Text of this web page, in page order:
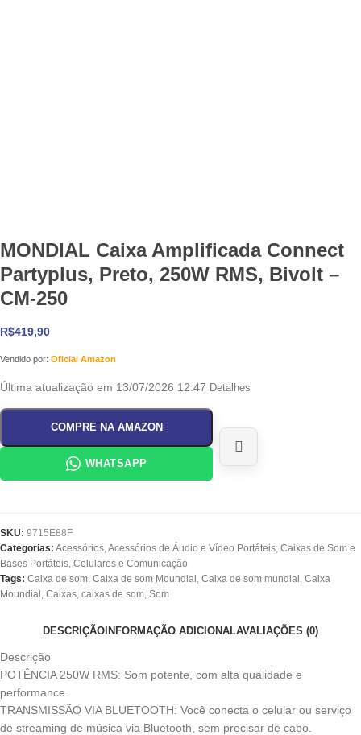
MONDIAL Caixa Amplificada Connect
Partyplus, Preto, 250W RMS, Bivolt –
CM-250
R$419,90
Vendido por: Oficial Amazon
Última atualização em 13/07/2026 12:47 Detalhes
COMPRE NA AMAZON
WHATSAPP
SKU: 9715E88F
Categorias: Acessórios,Acessórios de Áudio e Vídeo Portáteis, Caixas de Som e
Bases Portáteis, Celulares e Comunicação
Tags: Caixa de som, Caixa de som Moundial , Caixa de som mundial , Caixa
Moundial , Caixas, caixas de som, Som
DESCRIÇÃO INFORMAÇÃO ADICIONALAVALIAÇÕES (0)
Descrição
POTÊNCIA 250W RMS: Som potente, com alta qualidade e
performance.
TRANSMISSÃO VIA BLUETOOTH: Você conecta o celular ou serviço
de streaming de música via Bluetooth, sem precisar de cabo.